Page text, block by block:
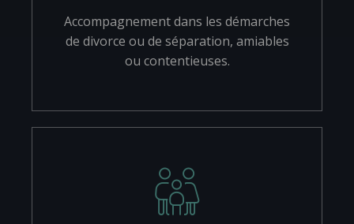
Accompagnement dans les démarches
de divorce ou de séparation, amiables
ou contentieuses.